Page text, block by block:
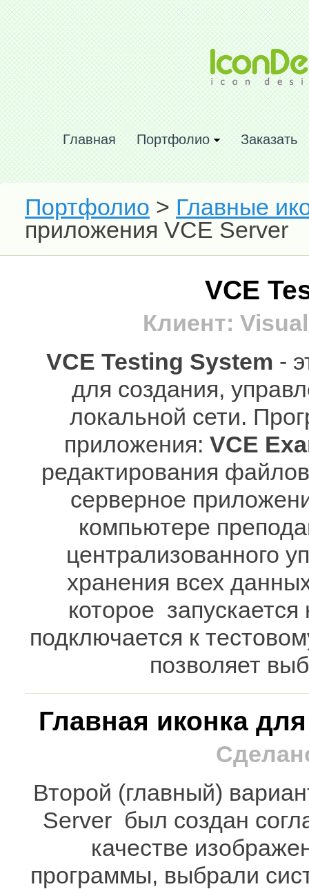
Главная Портфолио Заказать
Портфолио > Главные
приложения VCE Server
VCE
Клиент:
VCE Testing System -
для создания,
локальной сети.
приложения:VCE
редактирования
серверное
компьютере
централизованного
хранения всех
которое
подключается к
позволяет
Главная иконка
Второй (главный)
Server был создан
качестве
программы, выбрали